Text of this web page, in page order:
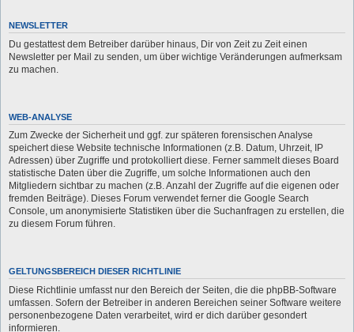
NEWSLETTER
Du gestattest dem Betreiber darüber hinaus, Dir von Zeit zu Zeit einen
Newsletter per Mail zu senden, um über wichtige Veränderungen aufmerksam
zu machen.
WEB-ANALYSE
Zum Zwecke der Sicherheit und ggf. zur späteren forensischen Analyse
speichert diese Website technische Informationen (z.B. Datum, Uhrzeit, IP
Adressen) über Zugriffe und protokolliert diese. Ferner sammelt dieses Board
statistische Daten über die Zugriffe, um solche Informationen auch den
Mitgliedern sichtbar zu machen (z.B. Anzahl der Zugriffe auf die eigenen oder
fremden Beiträge). Dieses Forum verwendet ferner die Google Search
Console, um anonymisierte Statistiken über die Suchanfragen zu erstellen, die
zu diesem Forum führen.
GELTUNGSBEREICH DIESER RICHTLINIE
Diese Richtlinie umfasst nur den Bereich der Seiten, die die phpBB-Software
umfassen. Sofern der Betreiber in anderen Bereichen seiner Software weitere
personenbezogene Daten verarbeitet, wird er dich darüber gesondert
informieren.